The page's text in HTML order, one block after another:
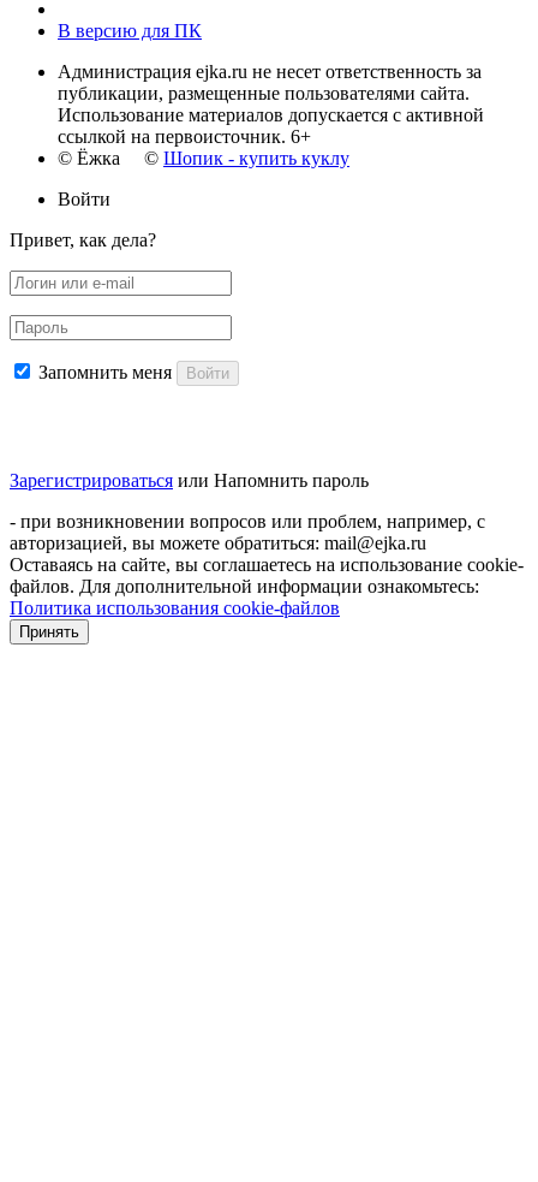
В версию для ПК
Администрация ejka.ru не несет ответственность за
публикации, размещенные пользователями сайта.
Использование материалов допускается с активной
ссылкой на первоисточник. 6+
© Ёжка © Шопик - купить куклу
Войти
Привет, как дела?
Запомнить меня Войти
Зарегистрироваться или Напомнить пароль
- при возникновении вопросов или проблем, например, с
авторизацией, вы можете обратиться: mail@ejka.ru
Оставаясь на сайте, вы соглашаетесь на использование cookie-
файлов. Для дополнительной информации ознакомьтесь:
Политика использования cookie-файлов
Принять